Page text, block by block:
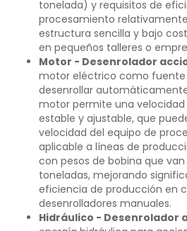
tonelada) y requisitos de
procesamiento
estructura sencilla y bajo
en pequeños talleres o
Motor - Desenrolador
motor eléctrico como fuente
desenrollar
motor permite una velocidad
estable y ajustable, que
velocidad del equipo de
aplicable a líneas de
con pesos de bobina que van
toneladas, mejorando
eficiencia de producción en
desenrolladores manuales.
Hidráulico - Desenrolador